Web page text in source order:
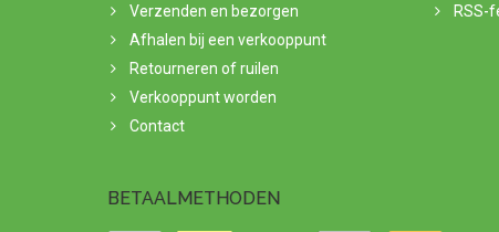
Verzenden en bezorgen
Afhalen bij een verkooppunt
Retourneren of ruilen
Verkooppunt worden
Contact
RSS-
BETAALMETHODEN